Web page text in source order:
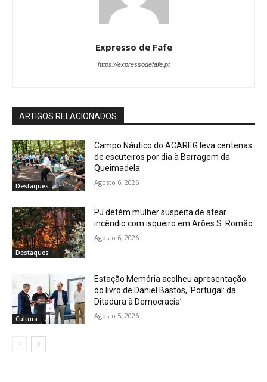
Expresso de Fafe
https://expressodefafe.pt
ARTIGOS RELACIONADOS
Destaques
Campo Náutico do ACAREG leva centenas
de escuteiros por dia à Barragem da
Queimadela
Agosto 6, 2026
Destaques
PJ detém mulher suspeita de atear
incêndio com isqueiro em Arões S. Romão
Agosto 6, 2026
Cultura
Estação Memória acolheu apresentação
do livro de Daniel Bastos, ‘Portugal: da
Ditadura à Democracia’
Agosto 5, 2026